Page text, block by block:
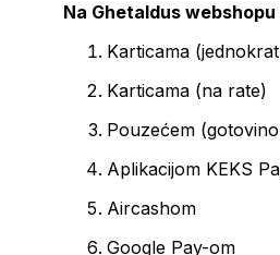
Na Ghetaldus
Karticama
Karticama (na rate)
Pouzećem
Aplikacijom KEKS
Aircashom
Google Pay-om